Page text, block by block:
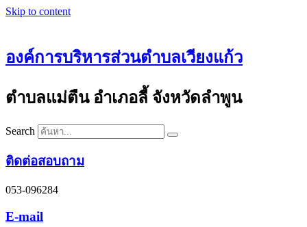
Skip to content
องค์การบริหารส่วนตำบลเวียงแก้ว
ตำบลแม่ตืน อำเภอลี้ จังหวัดลำพูน
Search
ติดต่อสอบถาม
053-096284
E-mail